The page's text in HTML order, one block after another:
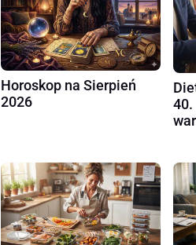
Horoskop na Sierpień
2026
40.